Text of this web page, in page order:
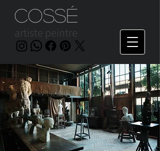
artiste peintre
Cossé